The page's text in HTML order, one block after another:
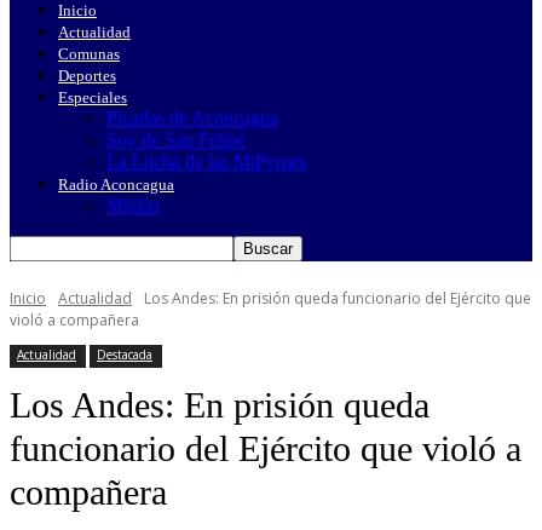
Inicio
Actualidad
Comunas
Deportes
Especiales
Picadas de Aconcagua
Soy de San Felipe
La Lucha de las MiPymes
Radio Aconcagua
Misión
Inicio Actualidad
Los Andes: En prisión queda funcionario del Ejército que
violó a compañera
Actualidad Destacada
Los Andes: En prisión queda
funcionario del Ejército que violó a
compañera